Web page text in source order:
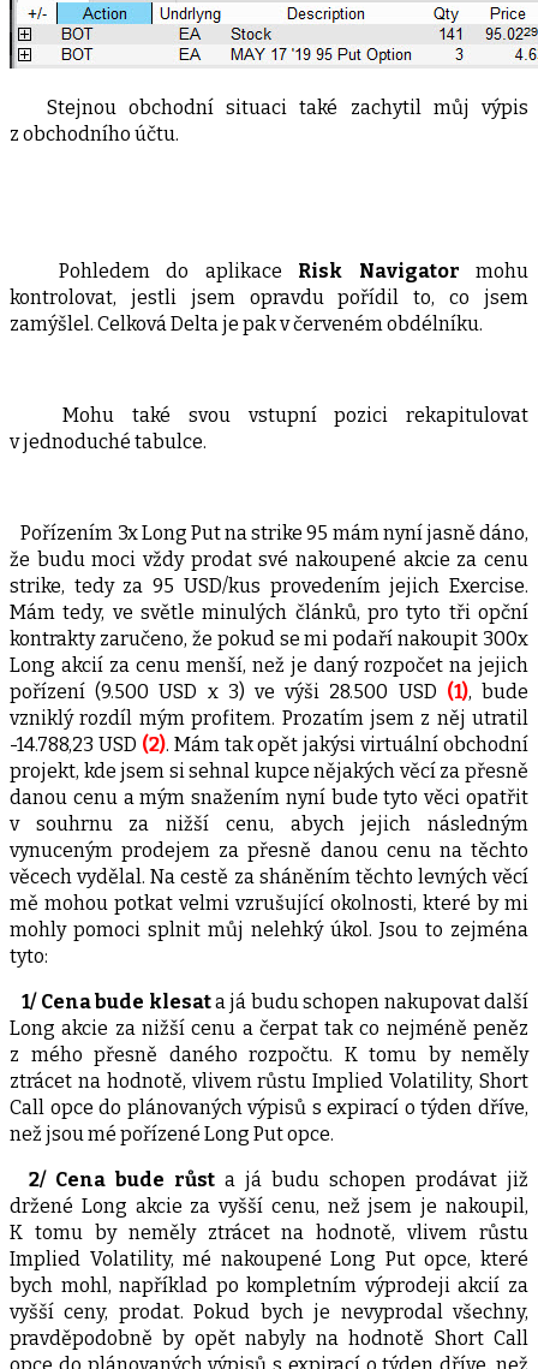
Stejnou obchodní situaci také zachytil můj výpis
z obchodního účtu.
Pohledem do aplikace Risk Navigator mohu
kontrolovat, jestli jsem opravdu pořídil to, co jsem
zamýšlel. Celková Delta je pak v červeném obdélníku.
Mohu také svou vstupní pozici rekapitulovat
v jednoduché tabulce.
Pořízením 3x Long Put na strike 95 mám nyní jasně dáno,
že budu moci vždy prodat své nakoupené akcie za cenu
strike, tedy za 95 USD/kus provedením jejich Exercise.
Mám tedy, ve světle minulých článků, pro tyto tři opční
kontrakty zaručeno, že pokud se mi podaří nakoupit 300x
Long akcií za cenu menší, než je daný rozpočet na jejich
pořízení (9.500 USD x 3) ve výši 28.500 USD (1), bude
vzniklý rozdíl mým profitem. Prozatím jsem z něj utratil
-14.788,23 USD (2). Mám tak opět jakýsi virtuální obchodní
projekt, kde jsem si sehnal kupce nějakých věcí za přesně
danou cenu a mým snažením nyní bude tyto věci opatřit
v souhrnu za nižší cenu, abych jejich následným
vynuceným prodejem za přesně danou cenu na těchto
věcech vydělal. Na cestě za sháněním těchto levných věcí
mě mohou potkat velmi vzrušující okolnosti, které by mi
mohly pomoci splnit můj nelehký úkol. Jsou to zejména
tyto:
1/ Cena bude klesata já budu schopen nakupovat další
Long akcie za nižší cenu a čerpat tak co nejméně peněz
z mého přesně daného rozpočtu. K tomu by neměly
ztrácet na hodnotě, vlivem růstu Implied Volatility, Short
Call opce do plánovaných výpisů s expirací o týden dříve,
než jsou mé pořízené Long Put opce.
2/ Cena bude růst a já budu schopen prodávat již
držené Long akcie za vyšší cenu, než jsem je nakoupil,
K tomu by neměly ztrácet na hodnotě, vlivem růstu
Implied Volatility, mé nakoupené Long Put opce, které
bych mohl, například po kompletním výprodeji akcií za
vyšší ceny, prodat. Pokud bych je nevyprodal všechny,
pravděpodobně by opět nabyly na hodnotě Short Call